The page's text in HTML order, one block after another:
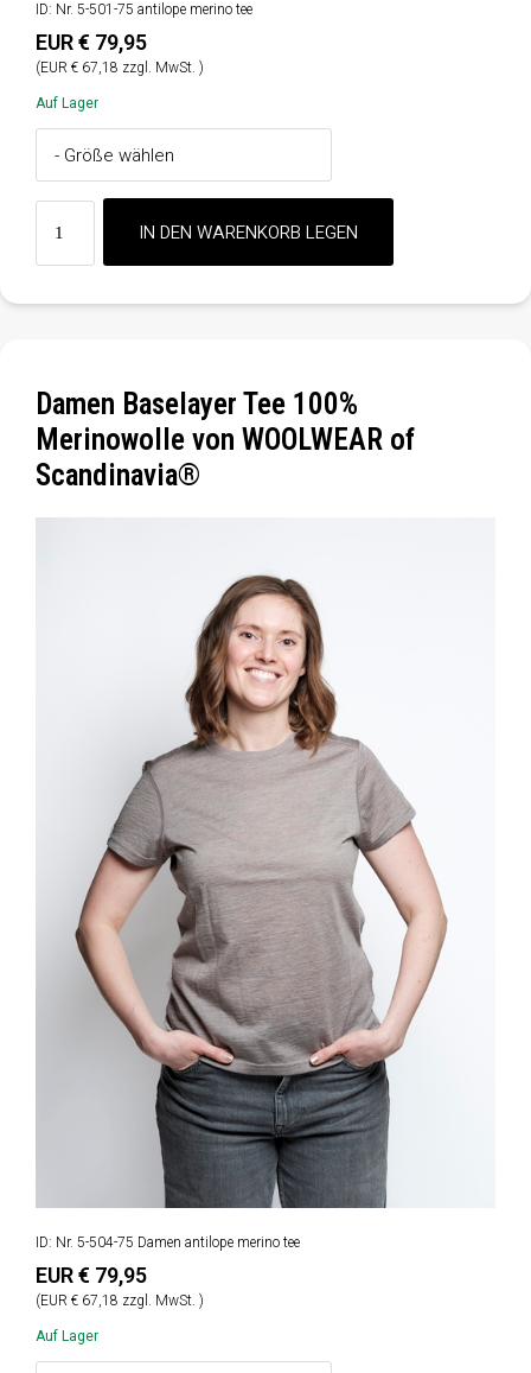
ID: Nr. 5-501-75 antilope merino tee
EUR € 79,95
(EUR € 67,18 zzgl. MwSt. )
Auf Lager
Damen Baselayer Tee 100%
Merinowolle von WOOLWEAR of
Scandinavia®
ID: Nr. 5-504-75 Damen antilope merino tee
EUR € 79,95
(EUR € 67,18 zzgl. MwSt. )
Auf Lager